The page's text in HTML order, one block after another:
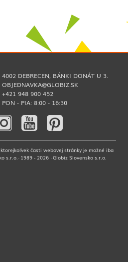
4002 DEBRECEN, BÁNKI DONÁT U 3.
OBJEDNAVKA@GLOBIZ.SK
+421 948 900 452
PON - PIA: 8:00 - 16:30
časti webovej stránky je možné iba
s.r.o.· 1989 - 2026 · Globiz Slovensko s.r.o.